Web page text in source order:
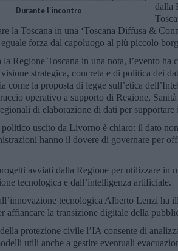
Durante l'incontro
dalla
la Toscana in una ‘Toscana Diffusa &
forza dal capoluogo al più piccolo
la Regione Toscana in una nota, l’evento
strategica, concreta e di politica dei
come la proposta di legge sull’etica
operativo a supporto di Regione,
di elaborazione di dati per
politico uscito da Livorno è chiaro: il dato
hanno il dovere di governare per
avviati dalla Regione per utilizzare in
tecnologica e dall’intelligenza artificiale.
all’innovazione tecnologica Alberto Lenzi ha
affiancare la transizione digitale della
protezione civile l’IA consente di
utili anche a gestire eventuali